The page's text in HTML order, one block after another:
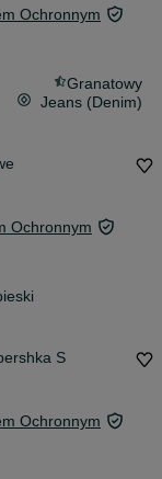
Ochronnym
Granatowy
Jeans (Denim)
Ochronnym
S
Ochronnym